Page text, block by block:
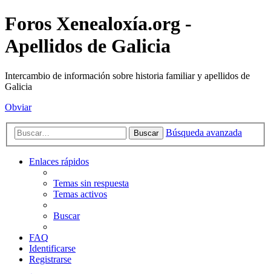
Foros Xenealoxía.org -
Apellidos de Galicia
Intercambio de información sobre historia familiar y apellidos de
Galicia
Obviar
Buscar Búsqueda avanzada
Enlaces rápidos
Temas sin respuesta
Temas activos
Buscar
FAQ
Identificarse
Registrarse